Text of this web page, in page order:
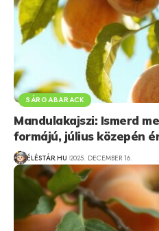
SÁRGABARACK
Mandulakajszi: Ismerd
formájú, július közepén
ÉLÉSTÁR.HU 2025. DECEMBER 16.